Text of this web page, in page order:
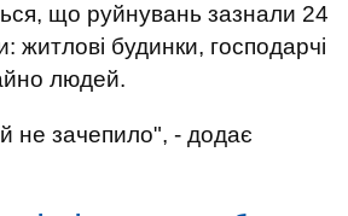
що руйнувань зазнали 24
житлові будинки, господарчі
людей.
не зачепило", - додає